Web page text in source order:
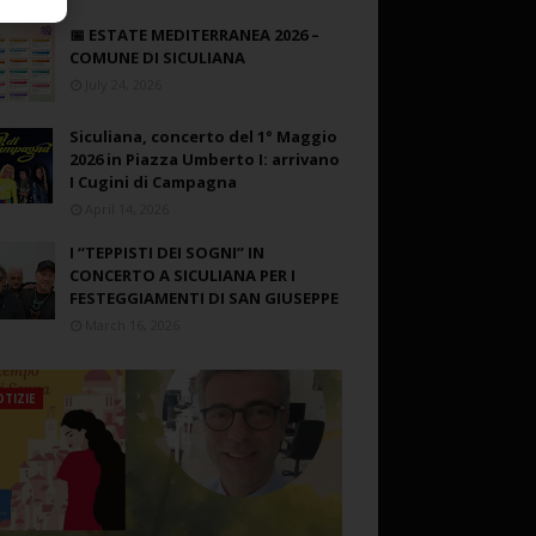
📅 ESTATE MEDITERRANEA 2026 –
COMUNE DI SICULIANA
Siculiana, concerto del 1° Maggio
2026 in Piazza Umberto I: arrivano
I Cugini di Campagna
I “TEPPISTI DEI SOGNI” IN
CONCERTO A SICULIANA PER I
FESTEGGIAMENTI DI SAN GIUSEPPE